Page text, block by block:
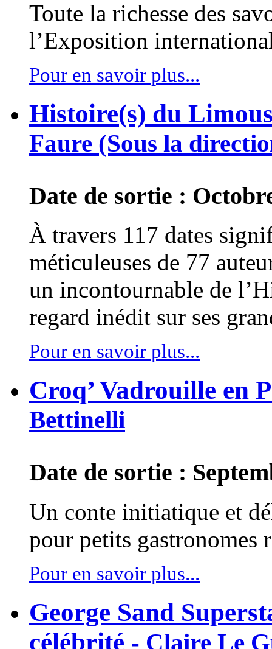
Toute la richesse des
lʼExposition
Pour en savoir plus...
Histoire(s) du
Faure (Sous la
Date de sortie :
À travers 117 dates
méticuleuses de 77
un incontournable de
regard inédit sur ses
Pour en savoir plus...
Croq’ Vadrouille en
Bettinelli
Date de sortie :
Un conte initiatique et
pour petits gastronomes
Pour en savoir plus...
George Sand
célébrité - Claire Le